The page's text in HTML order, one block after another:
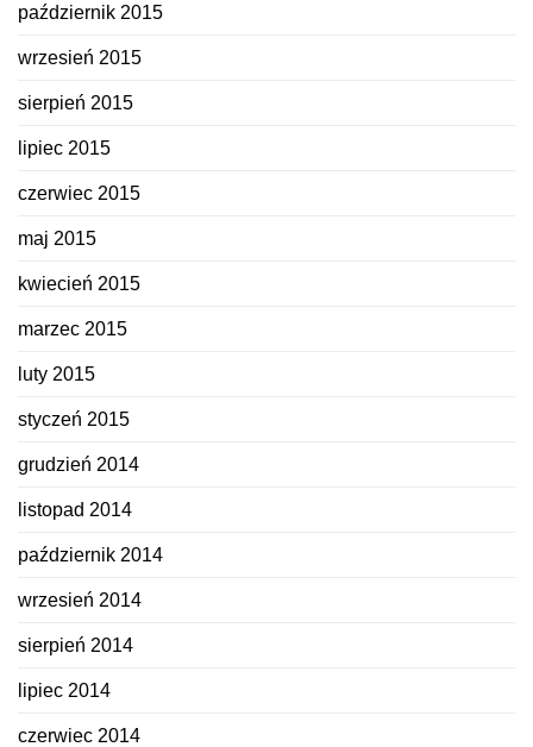
październik 2015
wrzesień 2015
sierpień 2015
lipiec 2015
czerwiec 2015
maj 2015
kwiecień 2015
marzec 2015
luty 2015
styczeń 2015
grudzień 2014
listopad 2014
październik 2014
wrzesień 2014
sierpień 2014
lipiec 2014
czerwiec 2014